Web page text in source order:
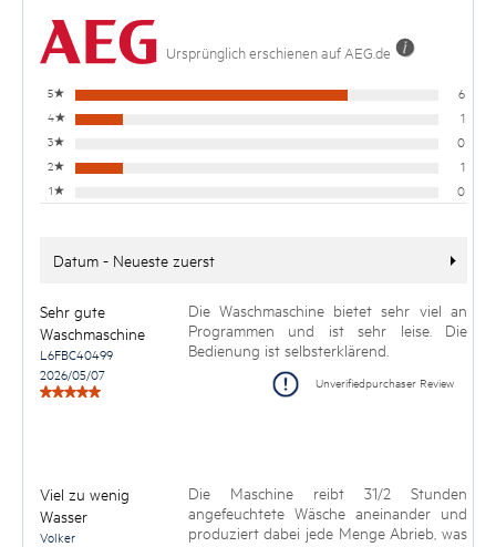
Ursprünglich erschienen auf AEG.de
5★ 6
4★ 1
3★ 0
2★ 1
1★ 0
Datum - Neueste zuerst
Sehr gute
Waschmaschine
L6FBC40499
2026/05/07
Die Waschmaschine bietet sehr viel an
Programmen und ist sehr leise. Die
Bedienung ist selbsterklärend.
Unverifiedpurchaser Review
Viel zu wenig
Wasser
Volker
Die Maschine reibt 31/2 Stunden
angefeuchtete Wäsche aneinander und
produziert dabei jede Menge Abrieb, was